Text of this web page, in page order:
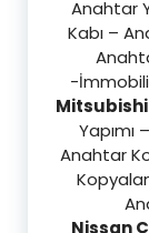
Anahtar
Kabı –
-
Yapımı
Anahtar